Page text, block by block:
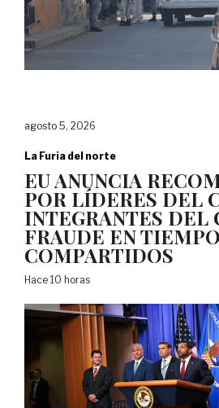
agosto 5, 2026
La Furia del norte
EU ANUNCIA
POR LÍDERES DEL
INTEGRANTES DEL
FRAUDE EN
COMPARTIDOS
Hace 10 horas